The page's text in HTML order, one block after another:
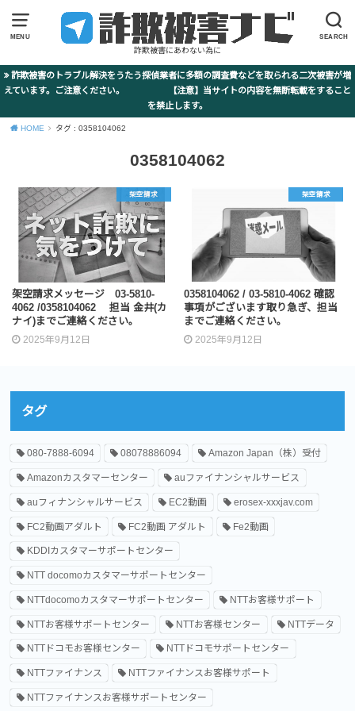
MENU SEARCH
詐欺被害にあわない為に
詐欺被害のトラブル解決をうたう探偵業者に多額の調査費などを取られる二次被害が増
えています。ご注意ください。 【注意】当サイトの内容を無断転載をすること
を禁止します。
HOME タグ : 0358104062
0358104062
架空請求
架空請求メッセージ 03-5810-
4062 /0358104062 担当 金井(カ
ナイ)までご連絡ください。
2025年9月12日
架空請求
0358104062 / 03-5810-4062 確認
事項がございます取り急ぎ、担当
までご連絡ください。
2025年9月12日
タグ
080-7888-6094 08078886094 Amazon Japan（株）受付
Amazonカスタマーセンター auファイナンシャルサービス
auフィナンシャルサービス EC2動画 erosex-xxxjav.com
FC2動画アダルト FC2動画 アダルト Fe2動画
KDDIカスタマーサポートセンター
NTT docomoカスタマーサポートセンター
NTTdocomoカスタマーサポートセンター NTTお客様サポート
NTTお客様サポートセンター NTTお客様センター NTTデータ
NTTドコモお客様センター NTTドコモサポートセンター
NTTファイナンス NTTファイナンスお客様サポート
NTTファイナンスお客様サポートセンター